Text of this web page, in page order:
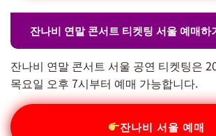
잔나비 연말 콘서트 티켓팅 서울 예매하
잔나비 연말 콘서트 서울 공연 티켓팅은
목요일 오후 7시부터 예매 가능합니다.
잔나비 서울 예매